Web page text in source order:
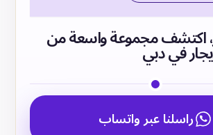
اكتشف مجموعة واسعة من
في دبي
راسلنا عبر واتساب